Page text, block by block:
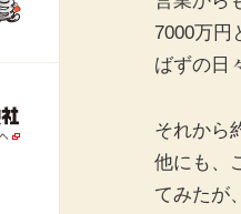
7000万円
ばずの日
それから
他にも、
てみたが